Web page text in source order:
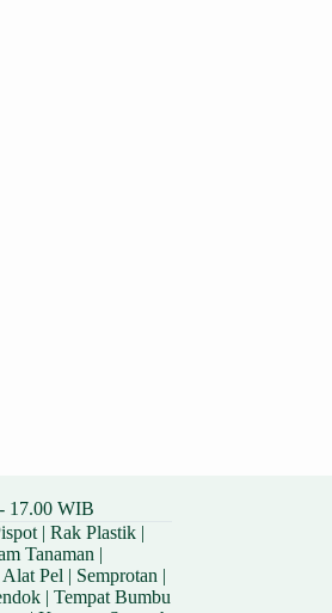
17.00 WIB
| Rak Plastik|
Tanaman |
Alat Pel | Semprotan |
| Tempat Bumbu